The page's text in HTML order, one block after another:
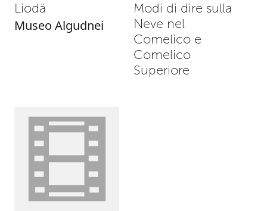
Liodä
Museo Algudnei
Modi di dire sulla
Neve nel
Comelico e
Comelico
Superiore